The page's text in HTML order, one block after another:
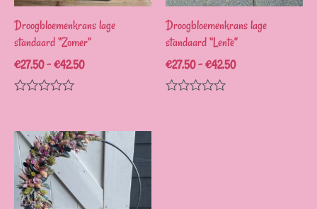
Droogbloemenkrans lage
standaard “Zomer”
€27,50–€42,50
5
Droogbloemenkrans lage
standaard “Lente”
€27,50–€42,50